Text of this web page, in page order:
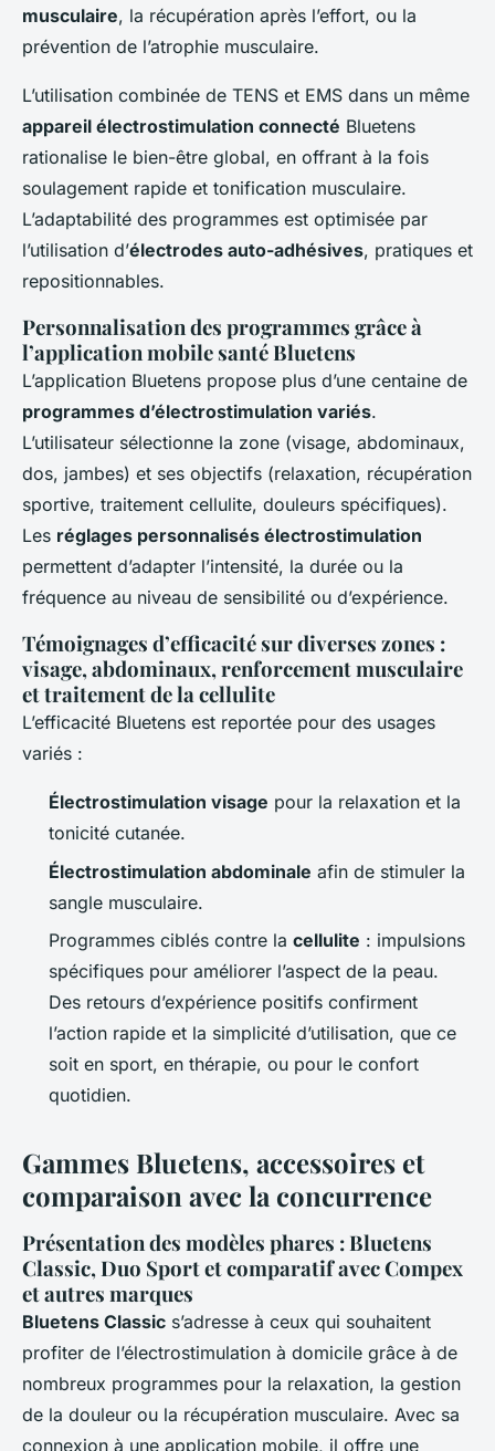
musculaire, la récupération après l’effort, ou la
prévention de l’atrophie musculaire.
L’utilisation combinée de TENS et EMS dans un même
appareil électrostimulation connecté Bluetens
rationalise le bien-être global, en offrant à la fois
soulagement rapide et tonification musculaire.
L’adaptabilité des programmes est optimisée par
l’utilisation d’électrodes auto-adhésives, pratiques et
repositionnables.
Personnalisation des programmes grâce à
l’application mobile santé Bluetens
L’application Bluetens propose plus d’une centaine de
programmes d’électrostimulation variés.
L’utilisateur sélectionne la zone (visage, abdominaux,
dos, jambes) et ses objectifs (relaxation, récupération
sportive, traitement cellulite, douleurs spécifiques).
Les réglages personnalisés électrostimulation
permettent d’adapter l’intensité, la durée ou la
fréquence au niveau de sensibilité ou d’expérience.
Témoignages d’efficacité sur diverses zones :
visage, abdominaux, renforcement musculaire
et traitement de la cellulite
L’efficacité Bluetens est reportée pour des usages
variés :
Électrostimulation visage pour la relaxation et la
tonicité cutanée.
Électrostimulation abdominale afin de stimuler la
sangle musculaire.
Programmes ciblés contre la cellulite : impulsions
spécifiques pour améliorer l’aspect de la peau.
Des retours d’expérience positifs confirment
l’action rapide et la simplicité d’utilisation, que ce
soit en sport, en thérapie, ou pour le confort
quotidien.
Gammes Bluetens, accessoires et
comparaison avec la concurrence
Présentation des modèles phares : Bluetens
Classic, Duo Sport et comparatif avec Compex
et autres marques
Bluetens Classic s’adresse à ceux qui souhaitent
profiter de l’électrostimulation à domicile grâce à de
nombreux programmes pour la relaxation, la gestion
de la douleur ou la récupération musculaire. Avec sa
connexion à une application mobile, il offre une